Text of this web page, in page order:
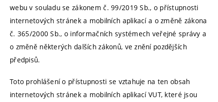
webu v souladu se zákonem č. 99/2019 Sb., o přístupnosti
internetových stránek a mobilních aplikací a o změně zákona
č. 365/2000 Sb., o informačních systémech veřejné správy a
o změně některých dalších zákonů, ve znění pozdějších
předpisů.
Toto prohlášení o přístupnosti se vztahuje na ten obsah
internetových stránek a mobilních aplikací VUT, které jsou